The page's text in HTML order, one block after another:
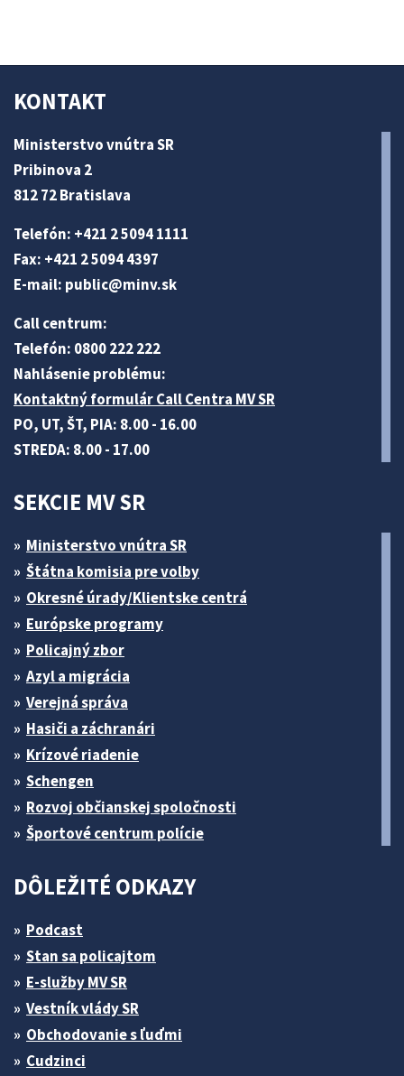
KONTAKT
Ministerstvo vnútra SR
Pribinova 2
812 72 Bratislava
Telefón: +421 2 5094 1111
Fax: +421 2 5094 4397
E-mail: public@minv.sk
Call centrum:
Telefón: 0800 222 222
Nahlásenie problému:
Kontaktný formulár Call Centra MV SR
PO, UT, ŠT, PIA: 8.00 - 16.00
STREDA: 8.00 - 17.00
SEKCIE MV SR
Ministerstvo vnútra SR
Štátna komisia pre volby
Okresné úrady/Klientske centrá
Európske programy
Policajný zbor
Azyl a migrácia
Verejná správa
Hasiči a záchranári
Krízové riadenie
Schengen
Rozvoj občianskej spoločnosti
Športové centrum polície
DÔLEŽITÉ ODKAZY
Podcast
Stan sa policajtom
E-služby MV SR
Vestník vlády SR
Obchodovanie s ľuďmi
Cudzinci